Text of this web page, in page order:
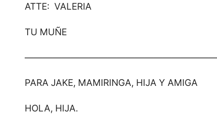
ATTE: VALERIA
TU MUÑE
PARA JAKE, MAMIRINGA, HIJA Y AMIGA
HOLA, HIJA.